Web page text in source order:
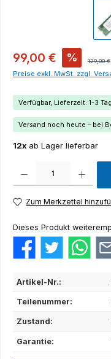
99,00 € % 129,00 €
Preise exkl. MwSt. zzgl.
Verfügbar, Lieferzeit: 1-3
Versand noch heute – bei
12x ab Lager lieferbar
Produkt Anzahl: Gib den
Zum Merkzettel
Dieses Produkt
Artikel-Nr.:
Teilenummer:
Zustand:
Garantie: